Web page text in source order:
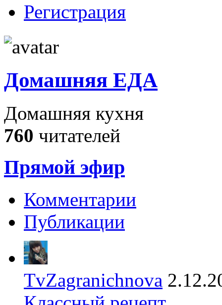
Регистрация
Домашняя ЕДА
Домашняя кухня
760 читателей
Прямой эфир
Комментарии
Публикации
TvZagranichnova